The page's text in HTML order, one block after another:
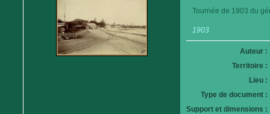
Tournée de 1903 du
1903
Auteur :
Territoire :
Lieu :
Type de document :
Support et dimensions :